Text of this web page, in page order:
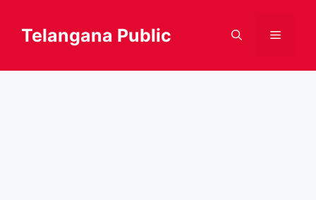
content
Telangana Public Menu